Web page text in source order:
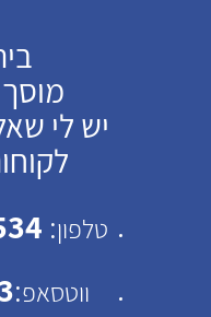
יש לי
טלפון:
ווטסאפ: